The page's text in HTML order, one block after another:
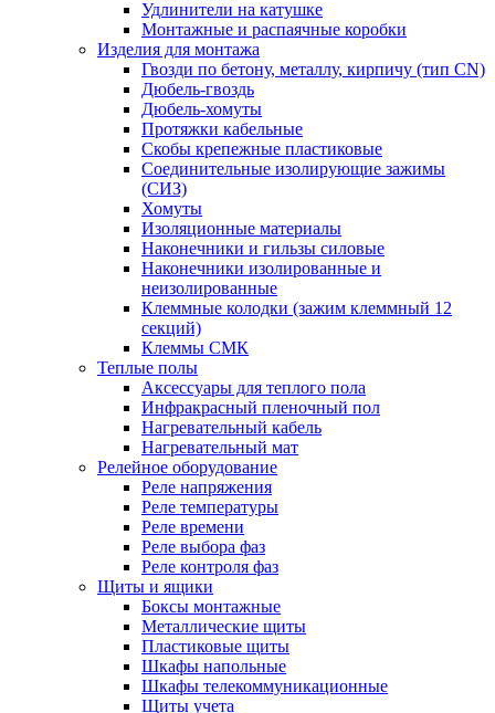
Удлинители на катушке
Монтажные и распаячные коробки
Изделия для монтажа
Гвозди по бетону, металлу, кирпичу (тип CN)
Дюбель-гвоздь
Дюбель-хомуты
Протяжки кабельные
Скобы крепежные пластиковые
Соединительные изолирующие зажимы
(СИЗ)
Хомуты
Изоляционные материалы
Наконечники и гильзы силовые
Наконечники изолированные и
неизолированные
Клеммные колодки (зажим клеммный 12
секций)
Клеммы СМК
Теплые полы
Аксессуары для теплого пола
Инфракрасный пленочный пол
Нагревательный кабель
Нагревательный мат
Релейное оборудование
Реле напряжения
Реле температуры
Реле времени
Реле выбора фаз
Реле контроля фаз
Щиты и ящики
Боксы монтажные
Металлические щиты
Пластиковые щиты
Шкафы напольные
Шкафы телекоммуникационные
Щиты учета